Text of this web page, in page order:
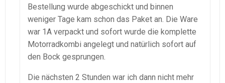
Bestellung wurde abgeschickt und binnen
weniger Tage kam schon das Paket an. Die Ware
war 1A verpackt und sofort wurde die komplette
Motorradkombi angelegt und natürlich sofort auf
den Bock gesprungen.
Die nächsten 2 Stunden war ich dann nicht mehr